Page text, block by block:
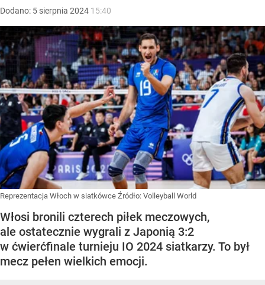
Dodano: 5 sierpnia 2024 15:40
Reprezentacja Włoch w siatkówce Źródło: Volleyball World
Włosi bronili czterech piłek meczowych,
ale ostatecznie wygrali z Japonią 3:2
w ćwierćfinale turnieju IO 2024 siatkarzy. To był
mecz pełen wielkich emocji.